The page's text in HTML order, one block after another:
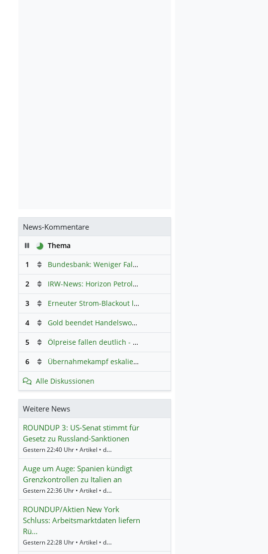
News-Kommentare
PauseThema
1
Bundesbank: Weniger Falschgeld in Deutschland
2 IRW-News: Horizon Petroleum Ltd. : Horizon Petroleum beginnt mit der Testförderung im Projekt Lachowice in Polen und schließt die Platzierung einer überzeichneten Wandelanleihe ab
3 Erneuter Strom-Blackout legt ganz Kuba lahm
4 Gold beendet Handelswoche mit Knall: Barrick Mining – Ist diese Aktie wieder ein Kauf?
5 Ölpreise fallen deutlich - Fortschritte zwischen USA und Iran belasten
6 Übernahmekampf eskaliert: Wird die Commerzbank italienisch?
Alle Diskussionen
Weitere News
ROUNDUP 3: US-Senat stimmt für
Gesetz zu Russland-Sanktionen
Gestern 22:40 Uhr • Artikel • dpa-AFX
Auge um Auge: Spanien kündigt
Grenzkontrollen zu Italien an
Gestern 22:36 Uhr • Artikel • dpa-AFX
ROUNDUP/Aktien New York
Schluss: Arbeitsmarktdaten liefern
Rü…
Gestern 22:28 Uhr • Artikel • dpa-AFX